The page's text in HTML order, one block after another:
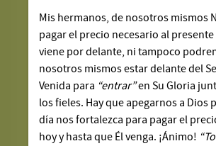
Mis hermanos, de nosotros mismos
pagar el precio necesario al
viene por delante, ni tampoco
nosotros mismos estar delante del
Venida para “entrar”en Su Gloria
los fieles. Hay que apegarnos a Dios
día nos fortalezca para pagar el
hoy y hasta que Él venga. ¡Ánimo!